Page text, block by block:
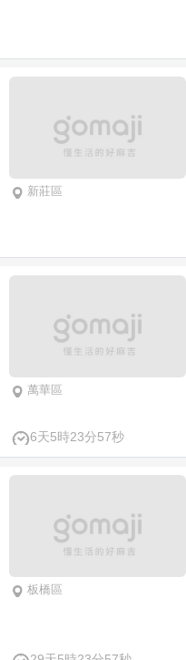
新莊區
萬華區
6天5時23分56秒
板橋區